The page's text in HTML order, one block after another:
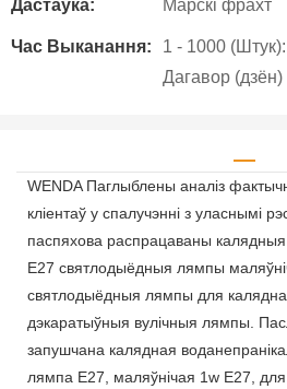
Дастаўка:
Марскі фрахт
Час Выканання:
1 - 1000
Дагавор (дзён)
WENDA Паглыблены аналіз
кліентаў у спалучэнні з уласнымі
паспяхова распрацаваны
E27 святлодыёдныя лямпы
святлодыёдныя лямпы для
дэкаратыўныя вулічныя лямпы.
запушчана калядная
лямпа E27, маляўнічая 1w E27, для